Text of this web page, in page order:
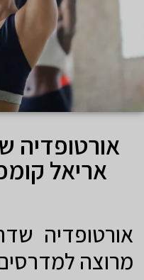
אורטופדיה
אריאל
אורטופדיה
מרוצה